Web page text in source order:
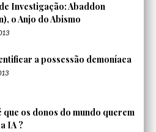
Investigação: Abaddon
o Anjo do Abismo
a possessão demoníaca
que os donos do mundo querem
IA ?